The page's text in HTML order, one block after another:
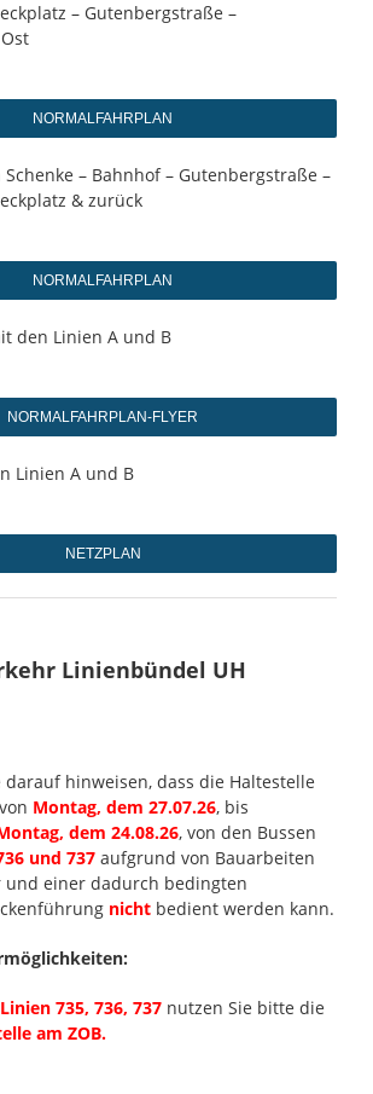
– Gutenbergstraße –
NORMALFAHRPLAN
– Bahnhof – Gutenbergstraße –
& zurück
NORMALFAHRPLAN
den Linien A und B
NORMALFAHRPLAN-FLYER
Linien A und B
NETZPLAN
Linienbündel UH
hinweisen, dass die Haltestelle
Montag, dem 27.07.26, bis
dem 24.08.26, von den Bussen
und 737aufgrund von Bauarbeiten
und einer dadurch bedingten
nicht bedient werden kann.
Linien 735, 736, 737nutzen Sie bitte die
am ZOB.